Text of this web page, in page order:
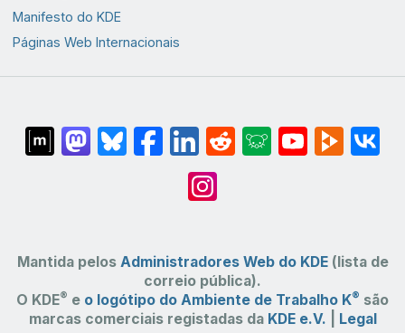
Manifesto do KDE
Páginas Web Internacionais
Mantida pelos Administradores Web do KDE(lista de
correio pública).
O KDE® e o logótipo do Ambiente de Trabalho K® são
marcas comerciais registadas da KDE e.V. Legal